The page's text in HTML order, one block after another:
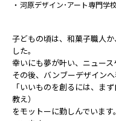
河原デザイン･アート専門学
子どもの頃は、和菓子職人
した。
幸いにも夢が叶い、ニュース
その後、バンブーデザイン
「いいものを創るには、ま
教え）
をモットーに勤しんでいま